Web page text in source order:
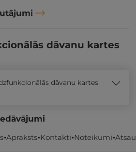
Apraksts Kontakti Noteikumi
dāvanu kartes
dāvanu kartes
internetā